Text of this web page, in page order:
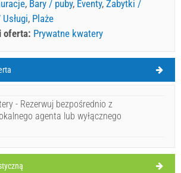
, Bary / puby, Eventy, Zabytki /
, Plaże
oferta: Prywatne kwatery
SOBOTA
Chorwacja, Wyspa Brac,
- Rezerwuj bezpośrednio z
agenta lub wyłącznego